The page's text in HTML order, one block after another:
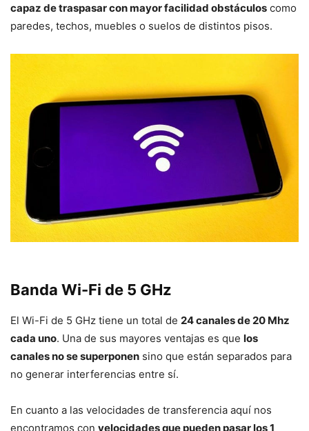
capaz de traspasar con mayor facilidad obstáculos como
paredes, techos, muebles o suelos de distintos pisos.
Banda Wi-Fi de 5 GHz
El Wi-Fi de 5 GHz tiene un total de 24 canales de 20 Mhz
cada uno. Una de sus mayores ventajas es que los
canales no se superponen sino que están separados para
no generar interferencias entre sí.
En cuanto a las velocidades de transferencia aquí nos
encontramos con velocidades que pueden pasar los 1